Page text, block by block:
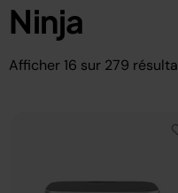
Ninja
Afficher 16 sur 279